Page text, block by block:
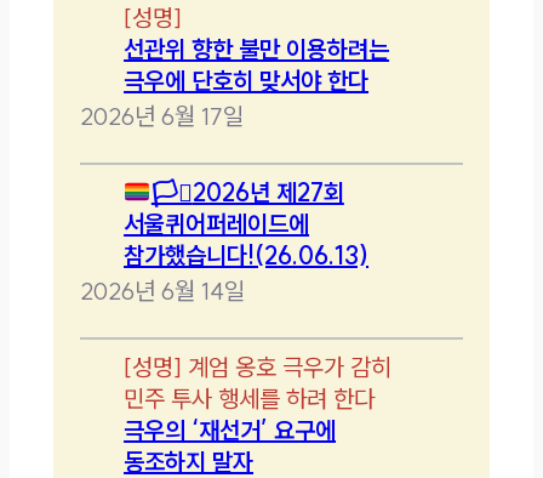
[성명]
선관위 향한 불만 이용하려는
극우에 단호히 맞서야 한다
2026년 6월 17일
🏳️‍⚧️2026년 제27회
서울퀴어퍼레이드에
참가했습니다!(26.06.13)
2026년 6월 14일
[성명] 계엄 옹호 극우가 감히
민주 투사 행세를 하려 한다
극우의 ‘재선거’ 요구에
동조하지 말자